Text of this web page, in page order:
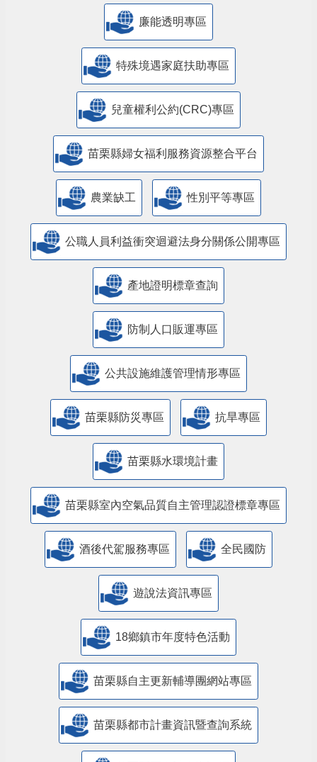
廉能透明專區
特殊境遇家庭扶助專區
兒童權利公約(CRC)專區
苗栗縣婦女福利服務資源整合平台
農業缺工 性別平等專區
公職人員利益衝突迴避法身分關係公開專區
產地證明標章查詢
防制人口販運專區
​公共設施維護管理情形專區
苗栗縣防災專區 抗旱專區
苗栗縣水環境計畫
苗栗縣室內空氣品質自主管理認證標章專區
酒後代駕服務專區 全民國防
遊說法資訊專區
18鄉鎮市年度特色活動
苗栗縣自主更新輔導團網站專區
苗栗縣都市計畫資訊暨查詢系統